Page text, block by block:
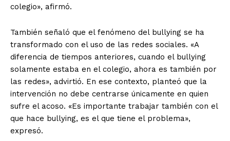
colegio», afirmó.
También señaló que el fenómeno del bullying se ha
transformado con el uso de las redes sociales. «A
diferencia de tiempos anteriores, cuando el bullying
solamente estaba en el colegio, ahora es también por
las redes», advirtió. En ese contexto, planteó que la
intervención no debe centrarse únicamente en quien
sufre el acoso. «Es importante trabajar también con el
que hace bullying, es el que tiene el problema»,
expresó.